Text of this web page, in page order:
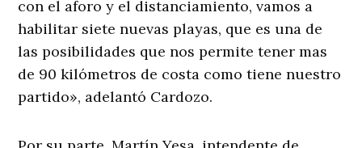
con el aforo y el distanciamiento, vamos a
habilitar siete nuevas playas, que es una de
las posibilidades que nos permite tener mas
de 90 kilómetros de costa como tiene nuestro
partido», adelantó Cardozo.